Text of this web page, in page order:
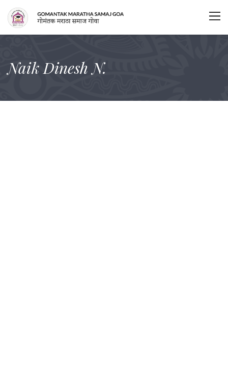
Naik Dinesh N.